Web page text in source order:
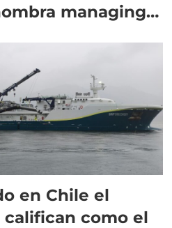
managing
en Chile el
como el